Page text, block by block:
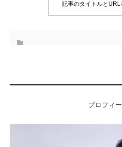
記事のタイトルとURL
プロフィ